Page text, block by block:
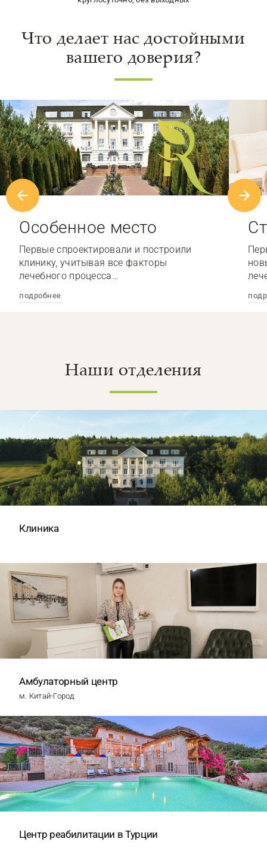
Что делает нас достойными
вашего доверия?
Особенное место
Первые спроектировали и построили
клинику, учитывая все факторы
лечебного процесса…
подробнее
Наши отделения
Клиника
Амбулаторный центр
м. Китай-Город
Центр реабилитации в Турции